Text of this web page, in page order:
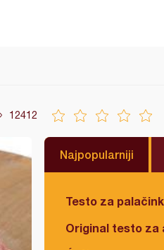
12412
Najpopularniji
Testo za
Original testo za